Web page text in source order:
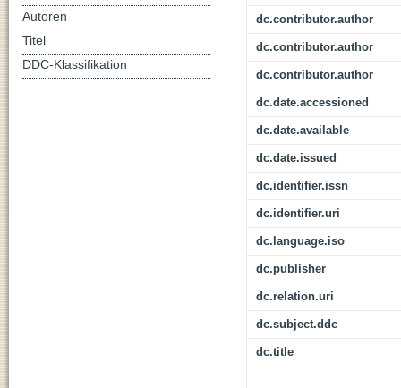
dc.contributor.author
dc.contributor.author
dc.contributor.author
dc.date.accessioned
dc.date.available
dc.date.issued
dc.identifier.issn
dc.identifier.uri
dc.language.iso
dc.publisher
dc.relation.uri
dc.subject.ddc
dc.title
Autoren
Titel
DDC-Klassifikation